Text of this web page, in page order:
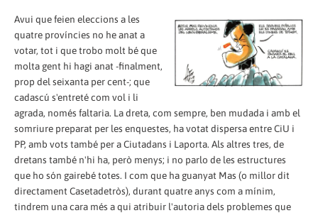
Avui que feien eleccions a les
quatre províncies no he anat a
votar, tot i que trobo molt bé que
molta gent hi hagi anat -finalment,
prop del seixanta per cent-; que
cadascú s'entreté com vol i li
agrada, només faltaria. La dreta, com sempre, ben mudada i amb el
somriure preparat per les enquestes, ha votat dispersa entre CiU i
PP, amb vots també per a Ciutadans i Laporta. Als altres tres, de
dretans també n'hi ha, però menys; i no parlo de les estructures
que ho són gairebé totes. I com que ha guanyat Mas (o millor dit
directament Casetadetròs), durant quatre anys com a mínim,
tindrem una cara més a qui atribuir l'autoria dels problemes que